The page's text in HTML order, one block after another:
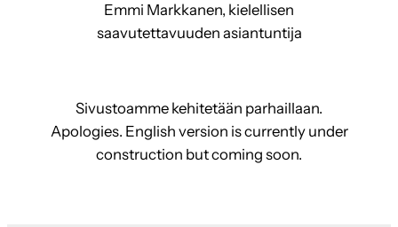
Emmi Markkanen, kielellisen
saavutettavuuden asiantuntija
Sivustoamme kehitetään parhaillaan.
Apologies. English version is currently under
construction but coming soon.